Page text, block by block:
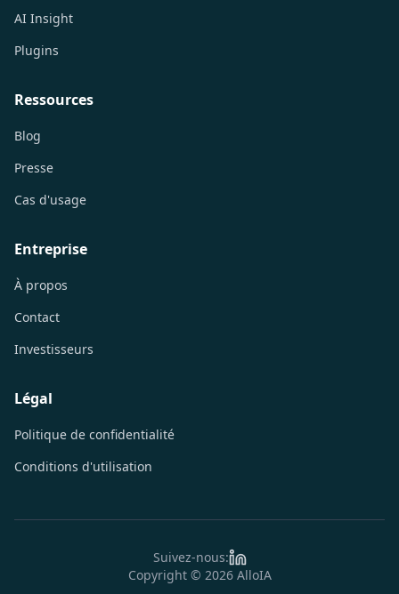
AI Insight
Plugins
Ressources
Blog
Presse
Cas d'usage
Entreprise
À propos
Contact
Investisseurs
Légal
Politique de confidentialité
Conditions d'utilisation
Suivez-nous:
Copyright © 2026 AlloIA